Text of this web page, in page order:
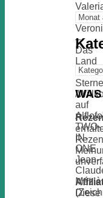
&
–
Das
Land
ohne
Sterne
/
auf
Alflofol
TWO-
IN-
ONE
Jean-
Archiv